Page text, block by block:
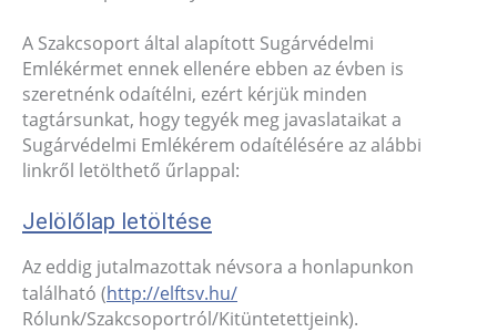
A Szakcsoport által alapított Sugárvédelmi
Emlékérmet ennek ellenére ebben az évben is
szeretnénk odaítélni, ezért kérjük minden
tagtársunkat, hogy tegyék meg javaslataikat a
Sugárvédelmi Emlékérem odaítélésére az alábbi
linkről letölthető űrlappal:
Jelölőlap letöltése
Az eddig jutalmazottak névsora a honlapunkon
található (http://elftsv.hu/
Rólunk/Szakcsoportról/Kitüntetettjeink).